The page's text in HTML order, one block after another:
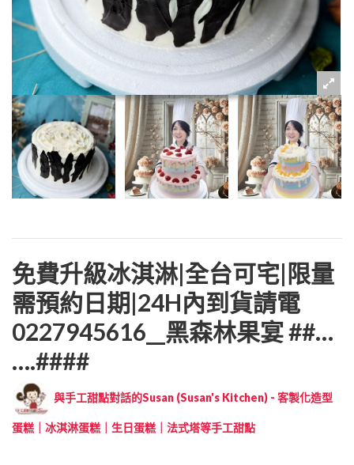
免費升級冰淇淋|全台可宅|限量
需預約日期|24H內到貨請電
0227945616__黑森林果宴 ##…
….####
與手工甜點對話的Susan (Susan's Kitchen) - 客製化造型
蛋糕｜冰淇淋蛋糕｜生日蛋糕｜法式塔等手工甜點